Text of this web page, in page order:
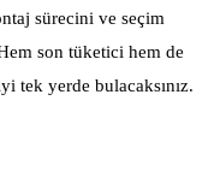
sürecini ve seçim
son tüketici hem de
tek yerde bulacaksınız.